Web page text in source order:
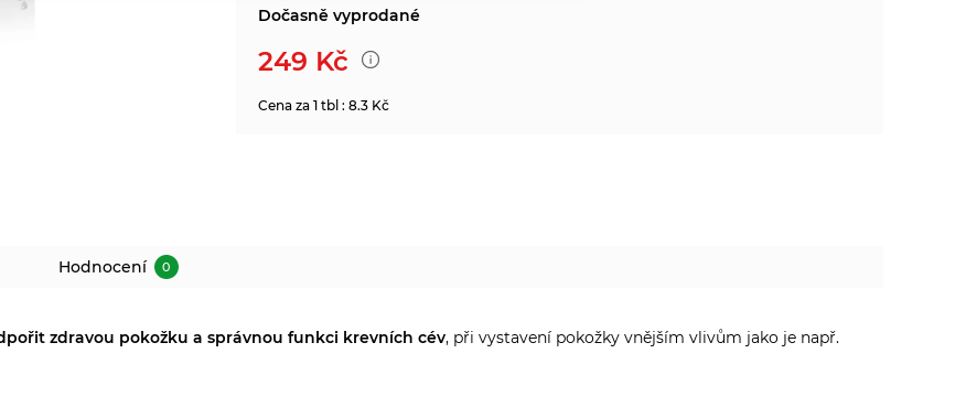
Dočasně vyprodané
249 Kč
Cena za 1 tbl : 8.3 Kč
Hodnocení 0
zdravou pokožku a správnou funkci krevních cév, při vystavení pokožky vnějším vlivům jako je např.